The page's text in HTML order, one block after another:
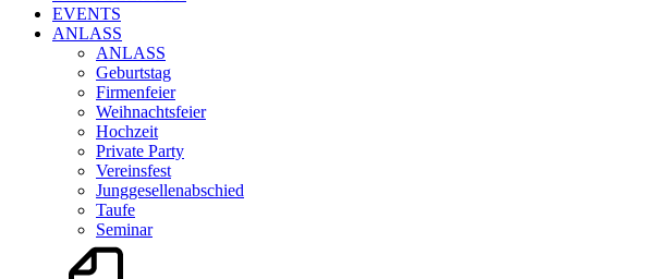
EVENTS
ANLASS
ANLASS
Geburtstag
Firmenfeier
Weihnachtsfeier
Hochzeit
Private Party
Vereinsfest
Junggesellenabschied
Taufe
Seminar